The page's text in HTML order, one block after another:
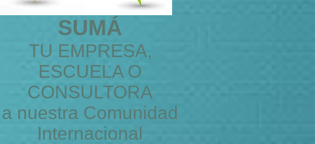
SUMÁ
TU EMPRESA,
ESCUELA O
CONSULTORA
a nuestra Comunidad
Internacional